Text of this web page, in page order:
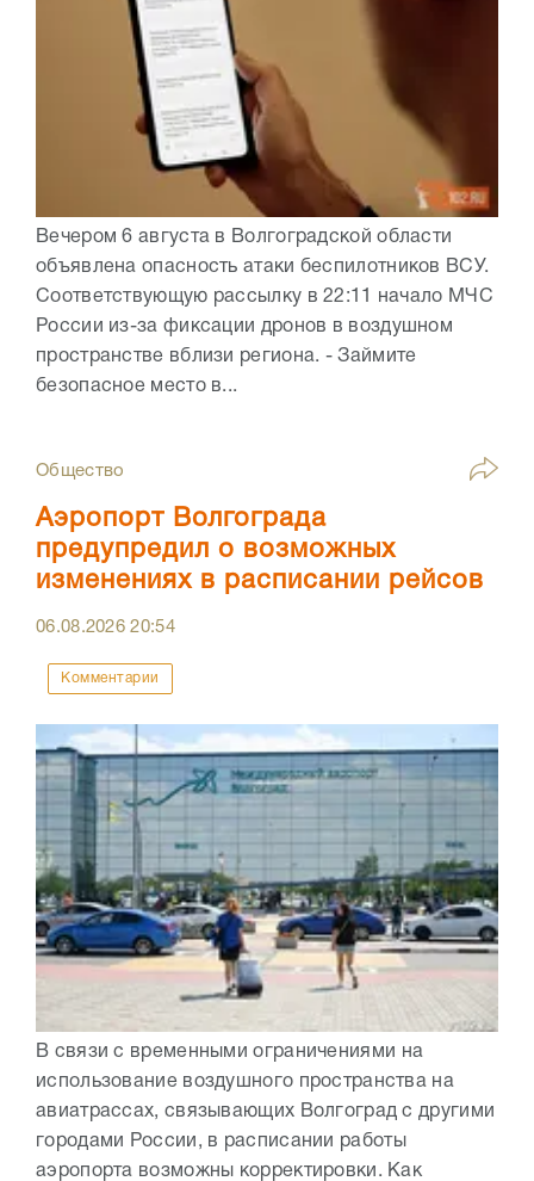
Вечером 6 августа в Волгоградской области
объявлена опасность атаки беспилотников ВСУ.
Соответствующую рассылку в 22:11 начало МЧС
России из-за фиксации дронов в воздушном
пространстве вблизи региона. - Займите
безопасное место в...
Общество
Аэропорт Волгограда
предупредил о возможных
изменениях в расписании рейсов
06.08.202620:54
Комментарии
В связи с временными ограничениями на
использование воздушного пространства на
авиатрассах, связывающих Волгоград с другими
городами России, в расписании работы
аэропорта возможны корректировки. Как